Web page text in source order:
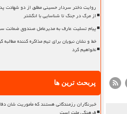
روایت دختر سردار حسینی مطلق از دو شهادت
از مرگ در جنگ تا شناسایی با انگشتر
پیام تسلیت عارف به مدیرعامل صندوق ضمانت
خط و نشان نبویان برای تیم مذاکره کننده مطالبه
نخواهیم کرد
پربحث ترین ها
خبرنگاران رزمندگانی هستند که مأموریت شان